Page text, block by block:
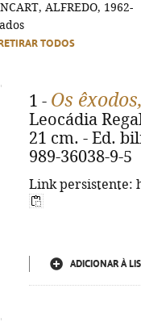
Arte,
Arte,
ALFREDO, 1962-
TODOS
1 - Os
Leocádia
21 cm. - Ed.
989-36038-9-5
Link persistente:
ADICIONAR À